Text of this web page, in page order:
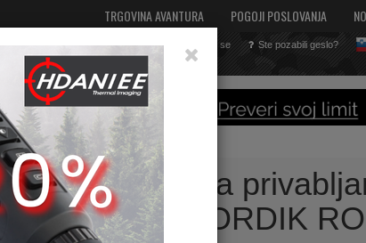
TRGOVINA AVANTURA POGOJI POSLOVANJA
sl en it hr
Prijavi se Registriraj se Ste pozabili geslo?
je še prazna
Piščalke za privabljanje divjadi
Piščalka za
srnjaka NORDIK